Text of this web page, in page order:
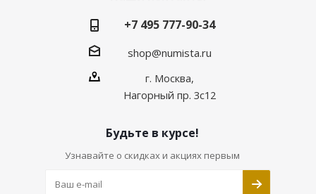
+7 495 777-90-34
shop@numista.ru
г. Москва,
Нагорный пр. 3с12
Будьте в курсе!
Узнавайте о скидках и акциях первым